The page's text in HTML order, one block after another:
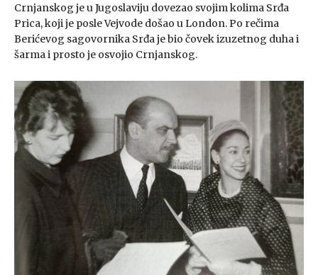
Crnjanskog je u Jugoslaviju dovezao svojim kolima Srđa
Prica, koji je posle Vejvode došao u London. Po rečima
Berićevog sagovornika Srđa je bio čovek izuzetnog duha i
šarma i prosto je osvojio Crnjanskog.